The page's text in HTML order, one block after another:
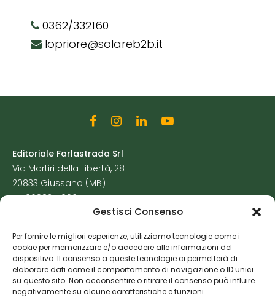
Gestisci Consenso
Per fornire le migliori esperienze, utilizziamo tecnologie come i
cookie per memorizzare e/o accedere alle informazioni del
dispositivo. Il consenso a queste tecnologie ci permetterà di
elaborare dati come il comportamento di navigazione o ID unici
su questo sito. Non acconsentire o ritirare il consenso può influire
negativamente su alcune caratteristiche e funzioni.
0362/332160
lopriore@solareb2b.it
Editoriale Farlastrada Srl
Via Martiri della Libertà, 28
20833 Giussano (MB)
P.I. 06982770965
Cookie Policy
Risorse Aggiuntive